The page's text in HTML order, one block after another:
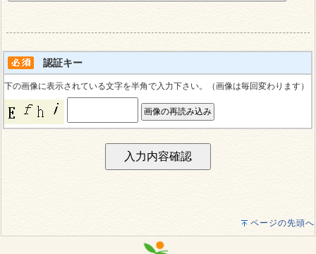
認証キー
下の画像に表示されている文字を半角で入力下さい。（画像は毎回変わります）
ページの先頭へ